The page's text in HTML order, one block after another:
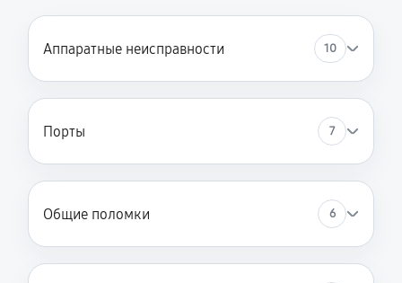
Замена HDMI ноутбука Asus B1 B1400CEAEEK2241R
Аппаратные неисправности 10
Порты 7
Общие поломки 6